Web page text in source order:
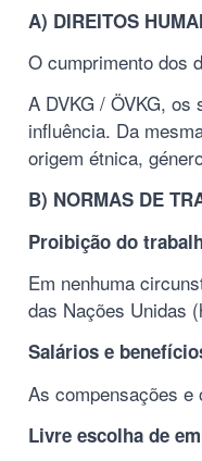
A) DIREITOS
O cumprimento dos
A DVKG / ÖVKG,
influência. Da
origem étnica,
B) NORMAS DE
Proibição do
Em nenhuma
das Nações Unidas
Salários e
As compensações
Livre escolha de